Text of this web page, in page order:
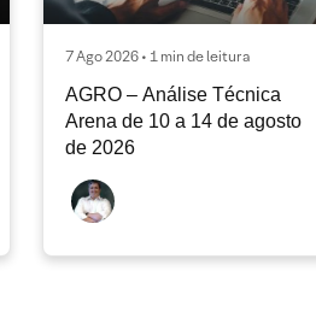
7 Ago 2026 • 1 min de leitura
AGRO – Análise Técnica
Arena de 10 a 14 de agosto
de 2026